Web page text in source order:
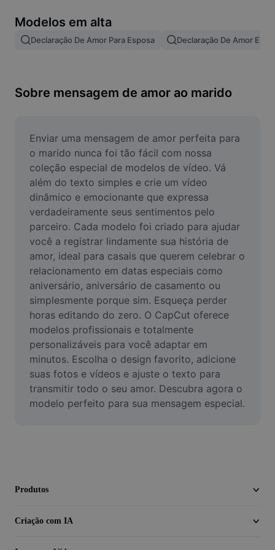
Mesclar imagens
Redimensionar Imagem
Criador de Memes
AI Text Remover
AI People Remover
AI Inpainting
Face Cutout
Vídeo
Remover plano de fundo de vídeo
Aprimorar qualidade
Editor de Video
Cortar Vídeo
Adicionar Legendas ao Vídeo
Modelos em alta
Declaração De Amor Para Esposa Declaração De Amor
Sobre mensagem de amor ao marido
Enviar uma mensagem de amor perfeita para
o marido nunca foi tão fácil com nossa
coleção especial de modelos de vídeo. Vá
além do texto simples e crie um vídeo
dinâmico e emocionante que expressa
verdadeiramente seus sentimentos pelo
parceiro. Cada modelo foi criado para ajudar
você a registrar lindamente sua história de
amor, ideal para casais que querem celebrar o
relacionamento em datas especiais como
aniversário, aniversário de casamento ou
simplesmente porque sim. Esqueça perder
horas editando do zero. O CapCut oferece
modelos profissionais e totalmente
personalizáveis para você adaptar em
minutos. Escolha o design favorito, adicione
suas fotos e vídeos e ajuste o texto para
transmitir todo o seu amor. Descubra agora o
modelo perfeito para sua mensagem especial.
Produtos
Criação com IA